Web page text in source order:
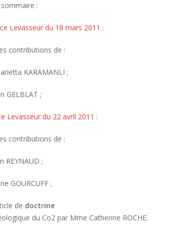
:
Levasseur du 18 mars 2011 :
contributions de :
KARAMANLI ;
GELBLAT ;
Levasseur du 22 avril 2011 :
contributions de :
REYNAUD ;
GOURCUFF ;
de doctrine
du Co2 par Mme Catherine ROCHE.